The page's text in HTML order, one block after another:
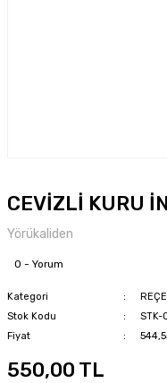
CEVİZLİ KURU
Yörükaliden
0 - Yorum
Kategori
Stok Kodu
Fiyat
550,00 TL